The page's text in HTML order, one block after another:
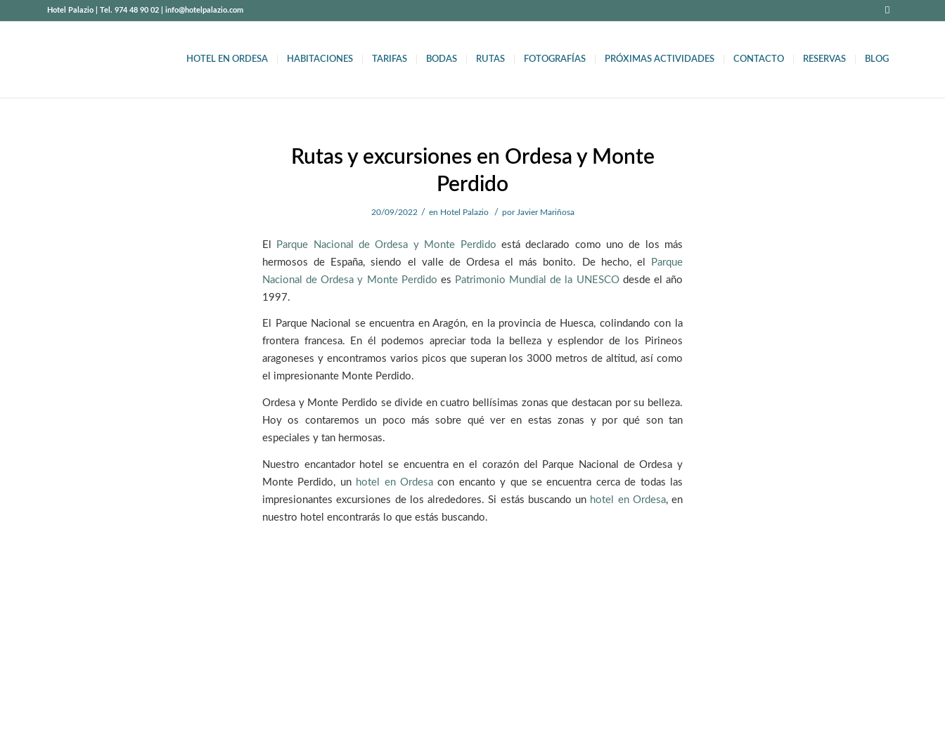
Hotel Palazio | Tel. 974 48 90 02 | info@hotelpalazio.com
HOTEL EN ORDESA HABITACIONES TARIFAS BODAS RUTAS FOTOGRAFÍAS PRÓXIMAS ACTIVIDADES CONTACTO RESERVAS BLOG
Rutas y excursiones en Ordesa y Monte
Perdido
20/09/2022 / en Hotel Palazio / por Javier Mariñosa
El Parque Nacional de Ordesa y Monte Perdido está declarado como uno de los más
hermosos de España, siendo el valle de Ordesa el más bonito. De hecho, el
Parque
Nacional de Ordesa y Monte Perdido es Patrimonio Mundial de la UNESCOdesde el año
1997.
El Parque Nacional se encuentra en Aragón, en la provincia de Huesca, colindando con la
frontera francesa. En él podemos apreciar toda la belleza y esplendor de los Pirineos
aragoneses y encontramos varios picos que superan los 3000 metros de altitud, así como
el impresionante Monte Perdido.
Ordesa y Monte Perdido se divide en cuatro bellísimas zonas que destacan por su belleza.
Hoy os contaremos un poco más sobre qué ver en estas zonas y por qué son tan
especiales y tan hermosas.
Nuestro encantador hotel se encuentra en el corazón del Parque Nacional de Ordesa y
Monte Perdido, un hotel en Ordesa con encanto y que se encuentra cerca de todas las
impresionantes excursiones de los alrededores. Si estás buscando un hotel en Ordesa, en
nuestro hotel encontrarás lo que estás buscando.